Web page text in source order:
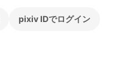
pixiv IDでログイン